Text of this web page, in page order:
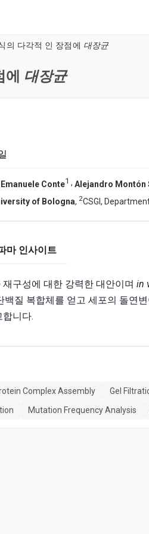
의 다각적 인 장점에 대장균
대장균
Emanuele Conte1 , Alejandro Montón
of Bologna, 2CSGI,
마 인사이트
재구성에 대한 강력한 대안이며 in
질 복합체를 얻고 세포의 돌연
니다.
Complex Assembly Gel
Mutation Frequency Analysis